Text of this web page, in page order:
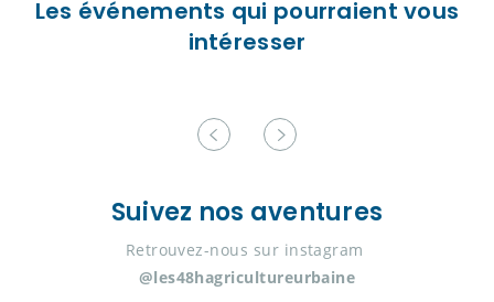
Les événements qui pourraient vous
intéresser
Suivez nos aventures
Retrouvez-nous sur instagram
@les48hagricultureurbaine